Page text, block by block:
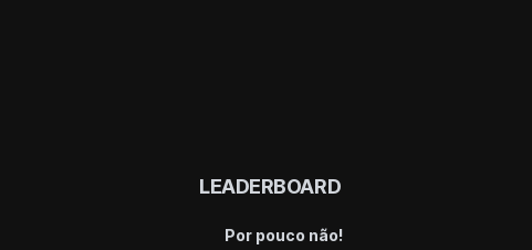
LEADERBOARD
Por pouco não!